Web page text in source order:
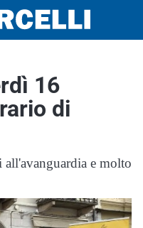
16
di
e molto